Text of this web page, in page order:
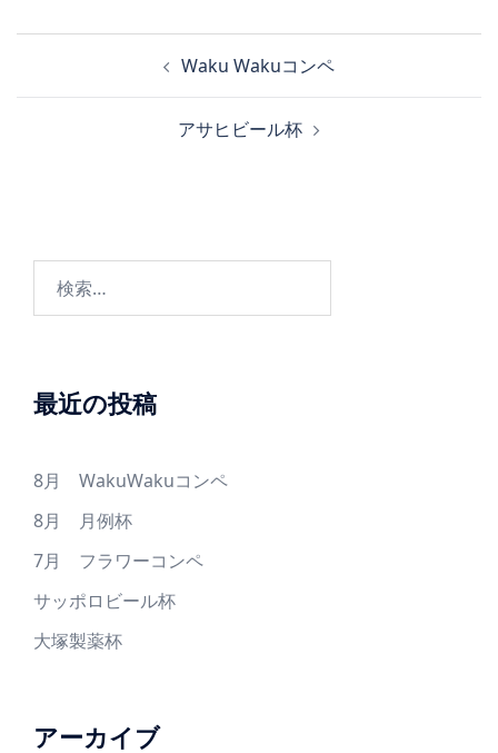
ョ
Waku Wakuコンペ
アサヒビール杯
最近の投稿
8月 WakuWakuコンペ
8月 月例杯
7月 フラワーコンペ
サッポロビール杯
大塚製薬杯
アーカイブ